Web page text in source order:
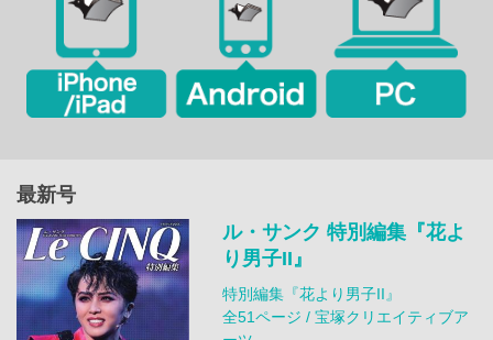
最新号
ル・サンク 特別編集『花よ
り男子II』
特別編集『花より男子II』
全51ページ / 宝塚クリエイティブア